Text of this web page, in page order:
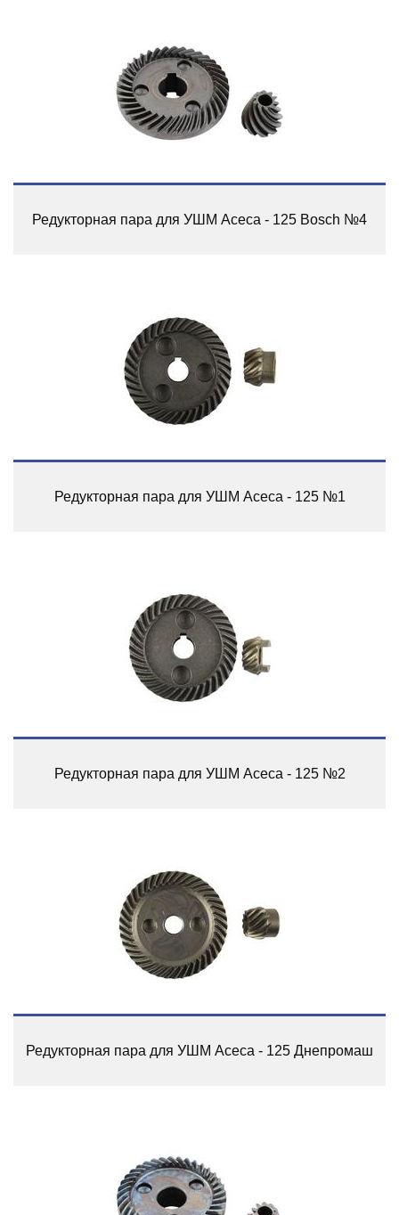
Редукторная пара для УШМ Асеса - 125 Bosch №4
Редукторная пара для УШМ Асеса - 125 №1
Редукторная пара для УШМ Асеса - 125 №2
Редукторная пара для УШМ Асеса - 125 Днепромаш